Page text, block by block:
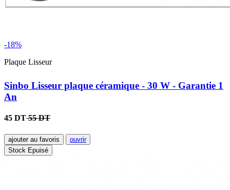
-18%
Plaque Lisseur
Sinbo Lisseur plaque céramique - 30 W - Garantie 1
An
45 DT55 DT
ajouter au favoris
ouvrir
Stock Epuisé